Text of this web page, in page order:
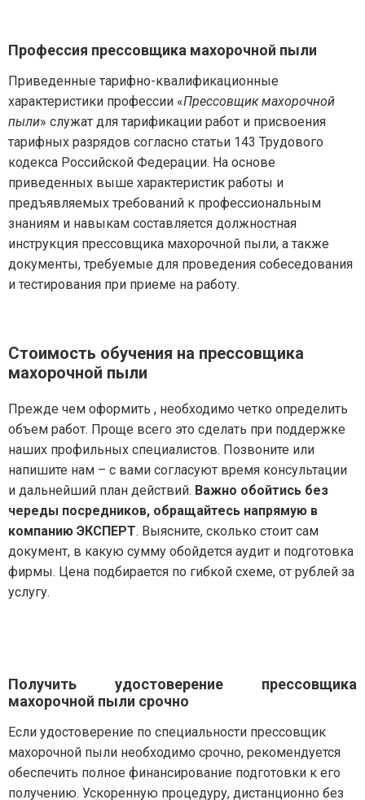
Профессия прессовщика махорочной пыли
Приведенные тарифно-квалификационные
характеристики профессии «Прессовщик махорочной
пыли» служат для тарификации работ и присвоения
тарифных разрядов согласно статьи 143 Трудового
кодекса Российской Федерации. На основе
приведенных выше характеристик работы и
предъявляемых требований к профессиональным
знаниям и навыкам составляется должностная
инструкция прессовщика махорочной пыли, а также
документы, требуемые для проведения собеседования
и тестирования при приеме на работу.
Стоимость обучения на прессовщика
махорочной пыли
Прежде чем оформить , необходимо четко определить
объем работ. Проще всего это сделать при поддержке
наших профильных специалистов. Позвоните или
напишите нам – с вами согласуют время консультации
и дальнейший план действий. Важно обойтись без
череды посредников, обращайтесь напрямую в
компанию ЭКСПЕРТ. Выясните, сколько стоит сам
документ, в какую сумму обойдется аудит и подготовка
фирмы. Цена подбирается по гибкой схеме, от рублей за
услугу.
Получить удостоверение прессовщика
махорочной пыли срочно
Если удостоверение по специальности прессовщик
махорочной пыли необходимо срочно, рекомендуется
обеспечить полное финансирование подготовки к его
получению. Ускоренную процедуру, дистанционно без